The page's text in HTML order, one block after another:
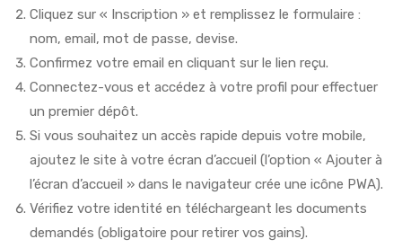
Cliquez sur « Inscription » et remplissez le formulaire :
nom, email, mot de passe, devise.
Confirmez votre email en cliquant sur le lien reçu.
Connectez-vous et accédez à votre profil pour effectuer
un premier dépôt.
Si vous souhaitez un accès rapide depuis votre mobile,
ajoutez le site à votre écran d’accueil (l’option « Ajouter à
l’écran d’accueil » dans le navigateur crée une icône PWA).
Vérifiez votre identité en téléchargeant les documents
demandés (obligatoire pour retirer vos gains).